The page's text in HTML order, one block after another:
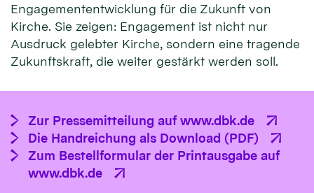
Engagemententwicklung für die Zukunft von
Kirche. Sie zeigen: Engagement ist nicht nur
Ausdruck gelebter Kirche, sondern eine tragende
Zukunftskraft, die weiter gestärkt werden soll.
Zur Pressemitteilung auf www.dbk.de
Die Handreichung als Download (PDF)
Zum Bestellformular der Printausgabe auf
www.dbk.de